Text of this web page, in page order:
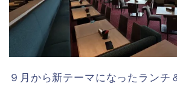
９月から新テーマになったランチ